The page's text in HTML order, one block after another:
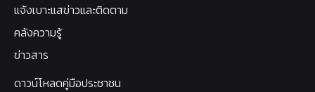
แจ้งเบาะแสข่าวและติดตาม
คลังความรู้
ข่าวสาร
ดาวน์โหลดคู่มือประชาชน